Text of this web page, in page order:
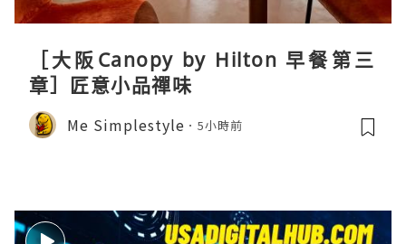
［大阪Canopy by Hilton 早餐第三
章］匠意小品禪味
Me Simplestyle 5小時前